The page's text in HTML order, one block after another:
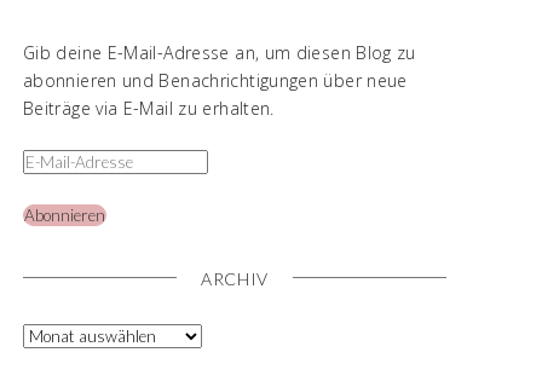
Gib deine E-Mail-Adresse an, um diesen Blog zu
abonnieren und Benachrichtigungen über neue
Beiträge via E-Mail zu erhalten.
Abonnieren
ARCHIV